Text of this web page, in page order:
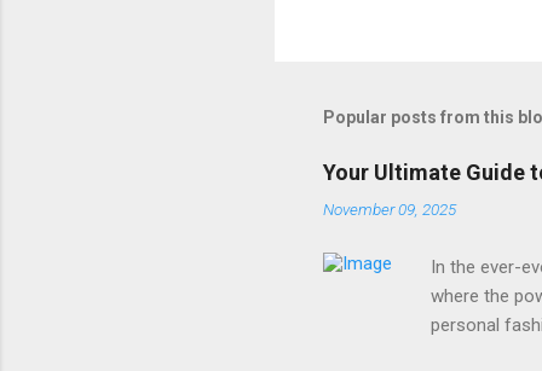
Popular posts from this
Your Ultimate Guide
November 09, 2025
In the ever-
where the
personal